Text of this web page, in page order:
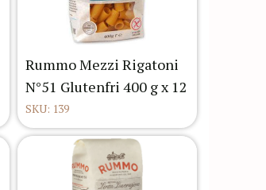
Rummo Mezzi Rigatoni
N°51 Glutenfri 400 g x 12
SKU: 139